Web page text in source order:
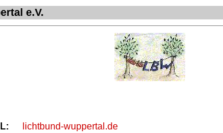
e.V.
lichtbund-wuppertal.de